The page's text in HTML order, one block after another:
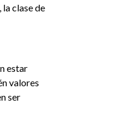
clase de
estar
valores
ser